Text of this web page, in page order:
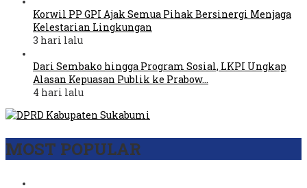
Korwil PP GPI Ajak Semua Pihak Bersinergi Menjaga
Kelestarian Lingkungan
3 hari lalu
Dari Sembako hingga Program Sosial, LKPI Ungkap
Alasan Kepuasan Publik ke Prabow…
4 hari lalu
MOST POPULAR